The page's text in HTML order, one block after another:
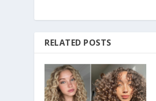
RELATED POSTS